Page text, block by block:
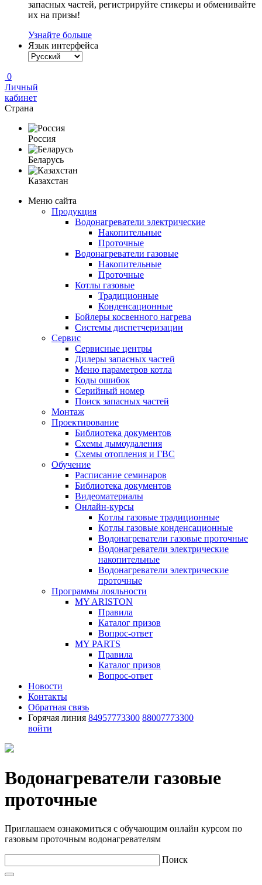
запасных частей, регистрируйте стикеры и обменивайте
их на призы!
Узнайте больше
Язык интерфейса
0
Личный
кабинет
Страна
Россия
Беларусь
Казахстан
Меню сайта
Продукция
Водонагреватели электрические
Накопительные
Проточные
Водонагреватели газовые
Накопительные
Проточные
Котлы газовые
Традиционные
Конденсационные
Бойлеры косвенного нагрева
Системы диспетчеризации
Сервис
Сервисные центры
Дилеры запасных частей
Меню параметров котла
Коды ошибок
Серийный номер
Поиск запасных частей
Монтаж
Проектирование
Библиотека документов
Схемы дымоудаления
Схемы отопления и ГВС
Обучение
Расписание семинаров
Библиотека документов
Видеоматериалы
Онлайн-курсы
Котлы газовые традиционные
Котлы газовые конденсационные
Водонагреватели газовые проточные
Водонагреватели электрические
накопительные
Водонагреватели электрические
проточные
Программы лояльности
MY ARISTON
Правила
Каталог призов
Вопрос-ответ
MY PARTS
Правила
Каталог призов
Вопрос-ответ
Новости
Контакты
Обратная связь
Горячая линия 84957773300 88007773300
войти
Водонагреватели газовые
проточные
Приглашаем ознакомиться с обучающим онлайн курсом по
газовым проточным водонагревателям
Поиск